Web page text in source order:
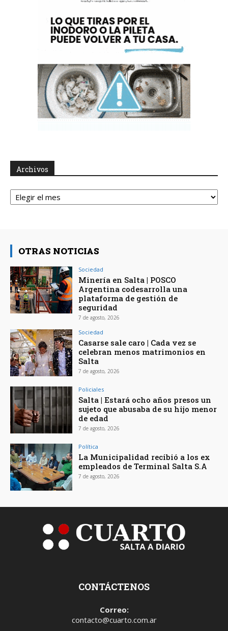
Archivos
Archivos
OTRAS NOTICIAS
Sociedad
Minería en Salta | POSCO
Argentina codesarrolla una
plataforma de gestión de
seguridad
7 de agosto, 2026
Sociedad
Casarse sale caro | Cada vez se
celebran menos matrimonios en
Salta
7 de agosto, 2026
Policiales
Salta | Estará ocho años presos un
sujeto que abusaba de su hijo menor
de edad
7 de agosto, 2026
Política
La Municipalidad recibió a los ex
empleados de Terminal Salta S.A
7 de agosto, 2026
CONTÁCTENOS
Correo:
contacto@cuarto.com.ar